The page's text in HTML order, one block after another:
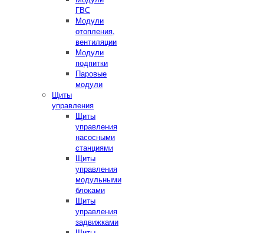
ГВС
Модули
отопления,
вентиляции
Модули
подпитки
Паровые
модули
Щиты
управления
Щиты
управления
насосными
станциями
Щиты
управления
модульными
блоками
Щиты
управления
задвижками